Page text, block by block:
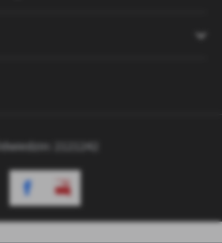
Odwiedzin: 2121242